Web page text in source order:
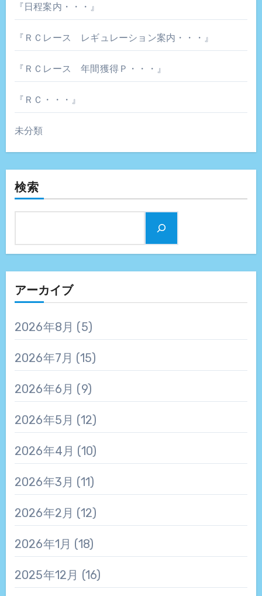
『日程案内・・・』
『ＲＣレース レギュレーション案内・・・』
『ＲＣレース 年間獲得Ｐ・・・』
『ＲＣ・・・』
未分類
検索
アーカイブ
2026年8月 (5)
2026年7月 (15)
2026年6月 (9)
2026年5月 (12)
2026年4月 (10)
2026年3月 (11)
2026年2月 (12)
2026年1月 (18)
2025年12月 (16)